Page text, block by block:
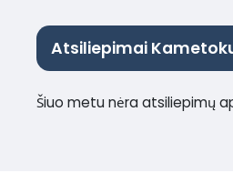
Atsiliepimai
Šiuo metu nėra atsiliepimų